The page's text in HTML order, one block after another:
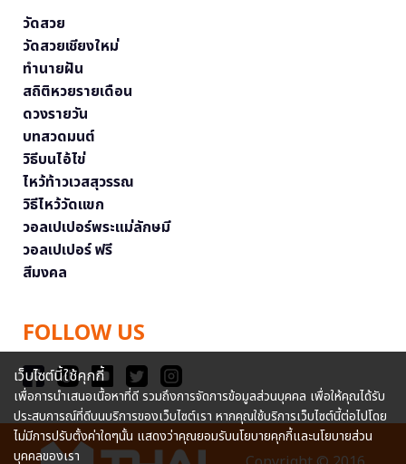
วัดสวย
วัดสวยเชียงใหม่
ทำนายฝัน
สถิติหวยรายเดือน
ดวงรายวัน
บทสวดมนต์
วิธีบนไอ้ไข่
ไหว้ท้าวเวสสุวรรณ
วิธีไหว้วัดแขก
วอลเปเปอร์พระแม่ลักษมี
วอลเปเปอร์ ฟรี
สีมงคล
FOLLOW US
เว็บไซต์นี้ใช้คุกกี้
เพื่อการนำเสนอเนื้อหาที่ดี รวมถึงการจัดการข้อมูลส่วนบุคคล เพื่อให้คุณได้รับ
ประสบการณ์ที่ดีบนบริการของเว็บไซต์เรา หากคุณใช้บริการเว็บไซต์นี้ต่อไปโดย
ไม่มีการปรับตั้งค่าใดๆนั้น แสดงว่าคุณยอมรับนโยบายคุกกี้และนโยบายส่วน
บุคคลของเรา